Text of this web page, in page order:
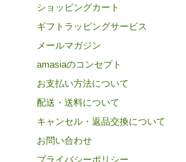
ショッピングカート
ギフトラッピングサービス
メールマガジン
amasiaのコンセプト
お支払い方法について
配送・送料について
キャンセル・返品交換について
お問い合わせ
プライバシーポリシー